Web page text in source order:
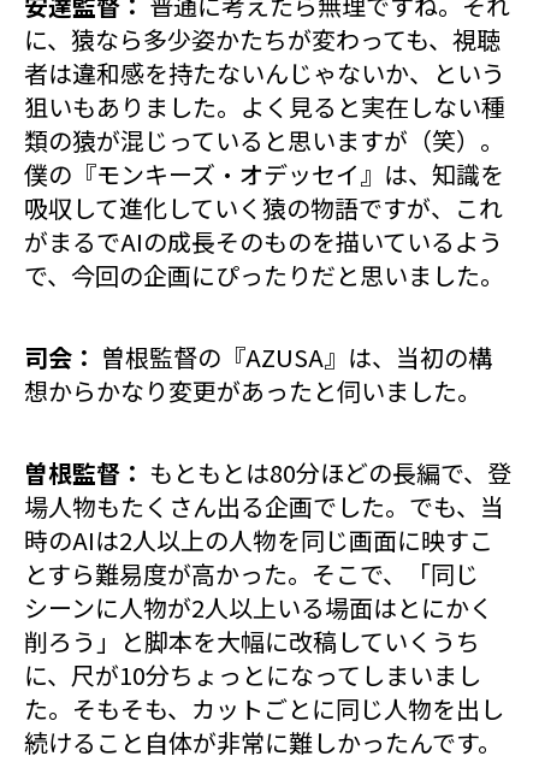
に、猿なら多少姿かたちが変わっても、視聴
者は違和感を持たないんじゃないか、という
狙いもありました。よく見ると実在しない種
類の猿が混じっていると思いますが（笑）。
僕の『モンキーズ・オデッセイ』は、知識を
吸収して進化していく猿の物語ですが、これ
がまるでAIの成長そのものを描いているよう
で、今回の企画にぴったりだと思いました。
司会： 曽根監督の『AZUSA』は、当初の構
想からかなり変更があったと伺いました。
曽根監督： もともとは80分ほどの長編で、登
場人物もたくさん出る企画でした。でも、当
時のAIは2人以上の人物を同じ画面に映すこ
とすら難易度が高かった。そこで、「同じ
シーンに人物が2人以上いる場面はとにかく
削ろう」と脚本を大幅に改稿していくうち
に、尺が10分ちょっとになってしまいまし
た。そもそも、カットごとに同じ人物を出し
続けること自体が非常に難しかったんです。